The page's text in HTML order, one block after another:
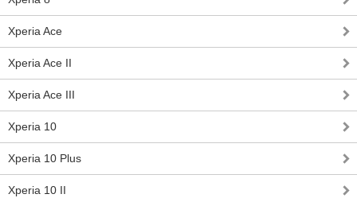
Xperia Ace
Xperia Ace II
Xperia Ace III
Xperia 10
Xperia 10 Plus
Xperia 10 II